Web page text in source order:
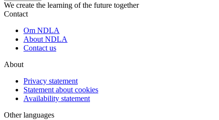
We create the learning of the future together
Contact
Om NDLA
About NDLA
Contact us
About
Privacy statement
Statement about cookies
Availability statement
Other languages